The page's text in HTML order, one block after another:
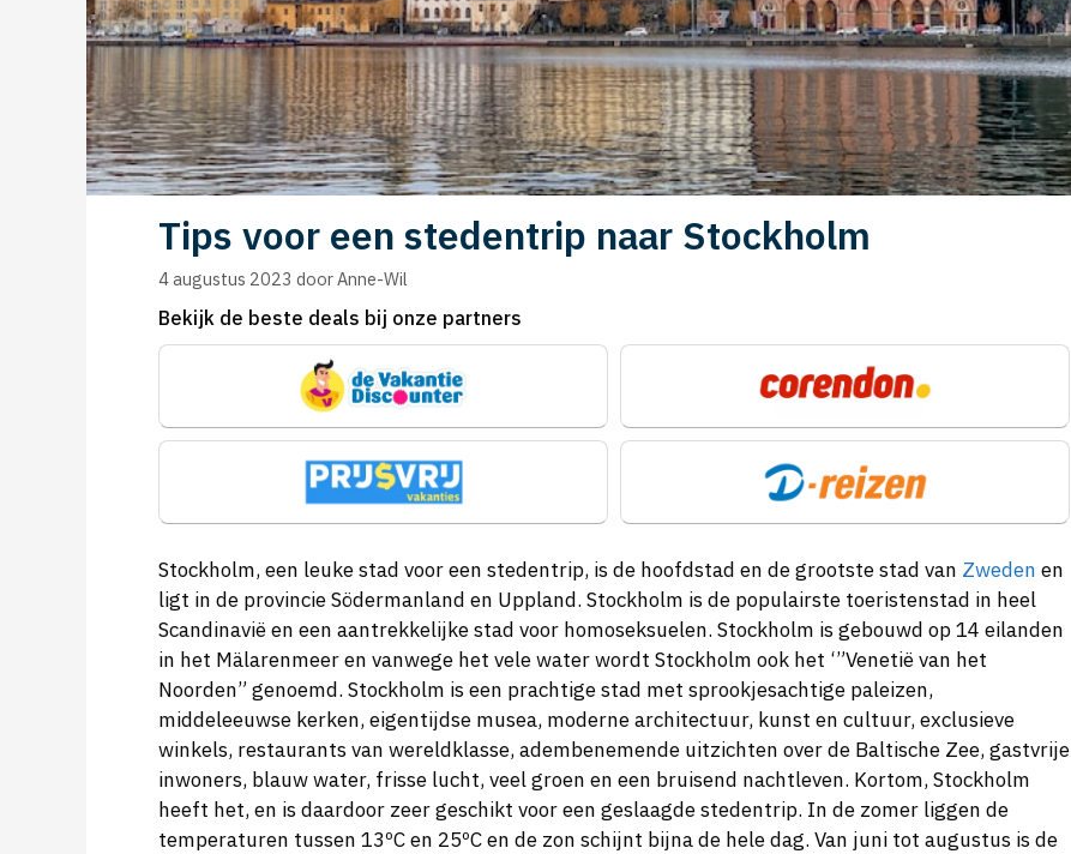
Tips voor een stedentrip naar Stockholm
4 augustus 2023 doorAnne-Wil
Bekijk de beste deals bij onze partners
Stockholm, een leuke stad voor een stedentrip, is de hoofdstad en de grootste stad van Zweden en
ligt in de provincie Södermanland en Uppland. Stockholm is de populairste toeristenstad in heel
Scandinavië en een aantrekkelijke stad voor homoseksuelen. Stockholm is gebouwd op 14 eilanden
in het Mälarenmeer en vanwege het vele water wordt Stockholm ook het ‘”Venetië van het
Noorden” genoemd. Stockholm is een prachtige stad met sprookjesachtige paleizen,
middeleeuwse kerken, eigentijdse musea, moderne architectuur, kunst en cultuur, exclusieve
winkels, restaurants van wereldklasse, adembenemende uitzichten over de Baltische Zee, gastvrije
inwoners, blauw water, frisse lucht, veel groen en een bruisend nachtleven. Kortom, Stockholm
heeft het, en is daardoor zeer geschikt voor een geslaagde stedentrip. In de zomer liggen de
temperaturen tussen 13ºC en 25ºC en de zon schijnt bijna de hele dag. Van juni tot augustus is de